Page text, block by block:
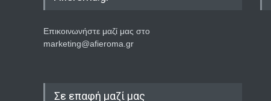
Επικοινωνήστε μαζί μας στο
marketing@afieroma.gr
Σε επαφή μαζί μας